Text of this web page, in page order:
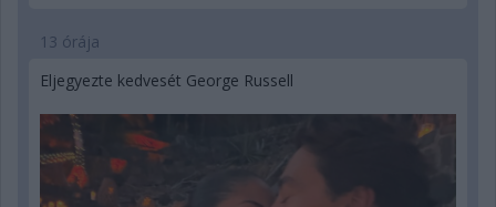
13 órája
Eljegyezte kedvesét George Russell